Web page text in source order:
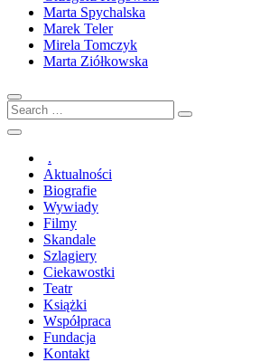
Marta Spychalska
Marek Teler
Mirela Tomczyk
Marta Ziółkowska
Search
…
.
Aktualności
Biografie
Wywiady
Filmy
Skandale
Szlagiery
Ciekawostki
Teatr
Książki
Współpraca
Fundacja
Kontakt